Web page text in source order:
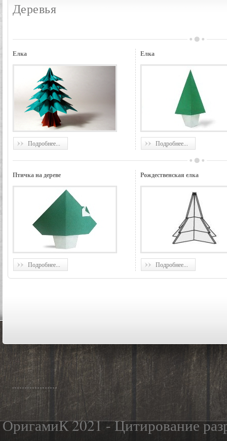
Деревья
Елка
Подробнее...
Елка
Подробнее...
Птичка на дереве
Подробнее...
Рождественская елка
Подробнее...
ОригамиК 2021 - Цитирование